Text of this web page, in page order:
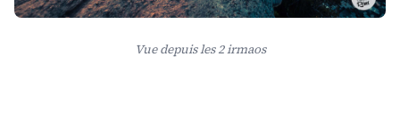
Vue depuis les 2 irmaos